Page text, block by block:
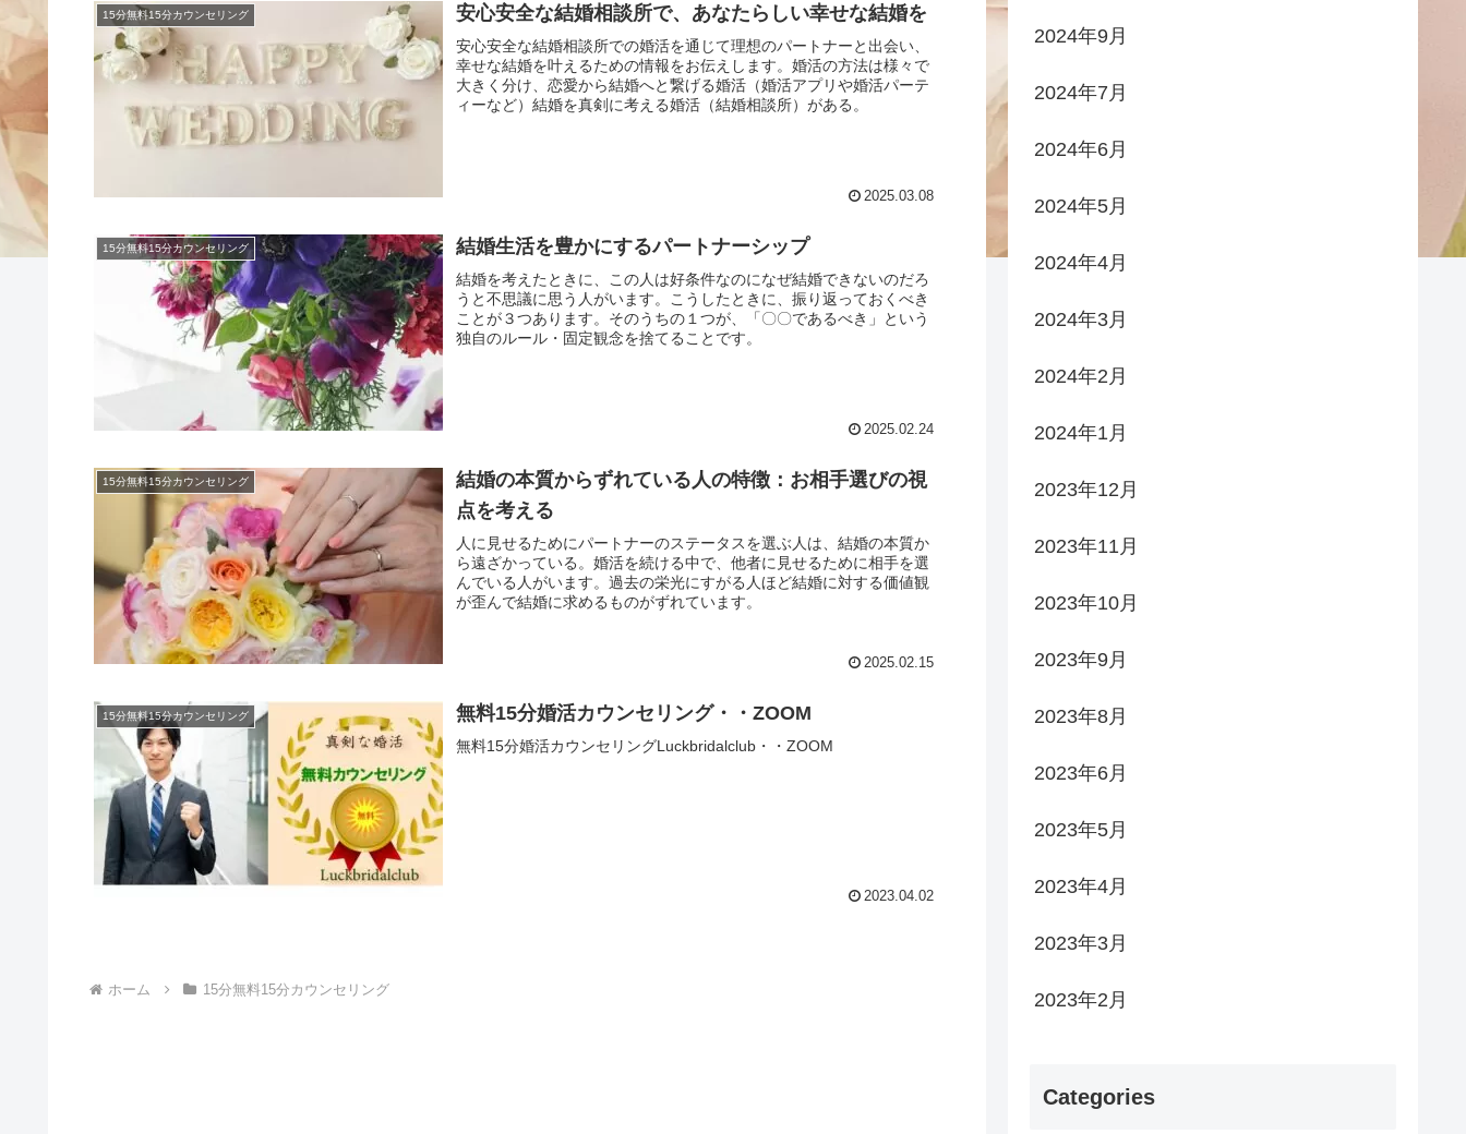
15分無料15分カウンセリング 安心安全な結婚相談所で、あなたらしい幸せな結婚を
安心安全な結婚相談所での婚活を通じて理想のパートナーと出会い、
幸せな結婚を叶えるための情報をお伝えします。婚活の方法は様々で
大きく分け、恋愛から結婚へと繋げる婚活（婚活アプリや婚活パーテ
ィーなど）結婚を真剣に考える婚活（結婚相談所）がある。
2025.03.08
15分無料15分カウンセリング 結婚生活を豊かにするパートナーシップ
結婚を考えたときに、この人は好条件なのになぜ結婚できないのだろ
うと不思議に思う人がいます。こうしたときに、振り返っておくべき
ことが３つあります。そのうちの１つが、「〇〇であるべき」という
独自のルール・固定観念を捨てることです。
2025.02.24
15分無料15分カウンセリング
結婚の本質からずれている人の特徴：お相手選びの視
点を考える
人に見せるためにパートナーのステータスを選ぶ人は、結婚の本質か
ら遠ざかっている。婚活を続ける中で、他者に見せるために相手を選
んでいる人がいます。過去の栄光にすがる人ほど結婚に対する価値観
が歪んで結婚に求めるものがずれています。
2025.02.15
15分無料15分カウンセリング 無料15分婚活カウンセリング・・ZOOM
無料15分婚活カウンセリングLuckbridalclub・・ZOOM
2023.04.02
ホーム 15分無料15分カウンセリング
2024年9月
2024年7月
2024年6月
2024年5月
2024年4月
2024年3月
2024年2月
2024年1月
2023年12月
2023年11月
2023年10月
2023年9月
2023年8月
2023年6月
2023年5月
2023年4月
2023年3月
2023年2月
Categories